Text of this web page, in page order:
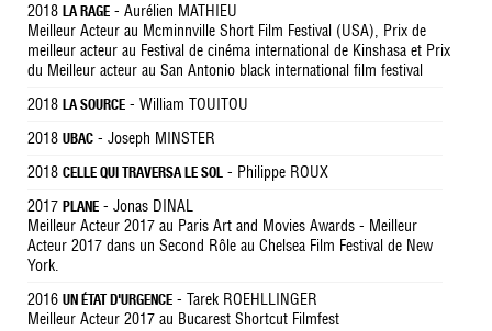
2018 LA RAGE - Aurélien MATHIEU
Meilleur Acteur au Mcminnville Short Film Festival (USA), Prix de
meilleur acteur au Festival de cinéma international de Kinshasa et Prix
du Meilleur acteur au San Antonio black international film festival
2018 LA SOURCE - William TOUITOU
2018 UBAC - Joseph MINSTER
2018 CELLE QUI TRAVERSA LE SOL - Philippe ROUX
2017 PLANE - Jonas DINAL
Meilleur Acteur 2017 au Paris Art and Movies Awards - Meilleur
Acteur 2017 dans un Second Rôle au Chelsea Film Festival de New
York.
2016 UN ÉTAT D'URGENCE - Tarek ROEHLLINGER
Meilleur Acteur 2017 au Bucarest Shortcut Filmfest